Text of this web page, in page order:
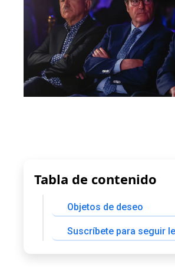
Tabla de contenido
Objetos de deseo
Suscríbete para seguir